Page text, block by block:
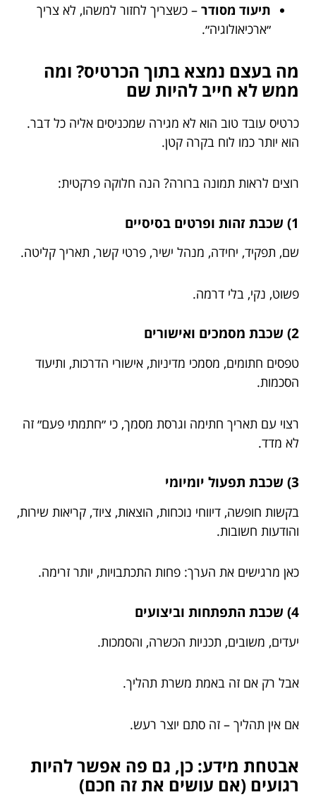
תיעוד מסודר – כשצריך לחזור למשהו, לא צריך
״ארכיאולוגיה״.
מה בעצם נמצא בתוך הכרטיס? ומה
ממש לא חייב להיות שם
כרטיס עובד טוב הוא לא מגירה שמכניסים אליה כל דבר.
הוא יותר כמו לוח בקרה קטן.
רוצים לראות תמונה ברורה? הנה חלוקה פרקטית:
1) שכבת זהות ופרטים בסיסיים
שם, תפקיד, יחידה, מנהל ישיר, פרטי קשר, תאריך קליטה.
פשוט, נקי, בלי דרמה.
2) שכבת מסמכים ואישורים
טפסים חתומים, מסמכי מדיניות, אישורי הדרכות, ותיעוד
הסכמות.
רצוי עם תאריך חתימה וגרסת מסמך, כי ״חתמתי פעם״ זה
לא מדד.
3) שכבת תפעול יומיומי
בקשות חופשה, דיווחי נוכחות, הוצאות, ציוד, קריאות שירות,
והודעות חשובות.
כאן מרגישים את הערך: פחות התכתבויות, יותר זרימה.
4) שכבת התפתחות וביצועים
יעדים, משובים, תכניות הכשרה, והסמכות.
אבל רק אם זה באמת משרת תהליך.
אם אין תהליך – זה סתם יוצר רעש.
אבטחת מידע: כן, גם פה אפשר להיות
רגועים (אם עושים את זה חכם)